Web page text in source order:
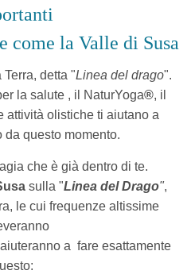
come la Valle di Susa
detta "Linea del drago".
la salute , il NaturYoga®, il
attività olistiche ti aiutano a
da questo momento.
che è già dentro di te.
sulla "Linea del Drago",
le cui frequenze altissime
a fare esattamente